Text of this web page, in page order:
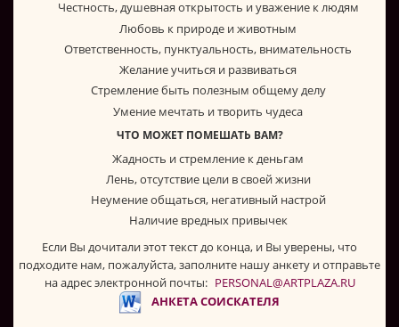
Честность, душевная открытость и уважение к людям
Любовь к природе и животным
Ответственность, пунктуальность, внимательность
Желание учиться и развиваться
Стремление быть полезным общему делу
Умение мечтать и творить чудеса
ЧТО МОЖЕТ ПОМЕШАТЬ ВАМ?
Жадность и стремление к деньгам
Лень, отсутствие цели в своей жизни
Неумение общаться, негативный настрой
Наличие вредных привычек
Если Вы дочитали этот текст до конца, и Вы уверены, что
подходите нам, пожалуйста, заполните нашу анкету и отправьте
на адрес электронной почты: PERSONAL@ARTPLAZA.RU
АНКЕТА СОИСКАТЕЛЯ